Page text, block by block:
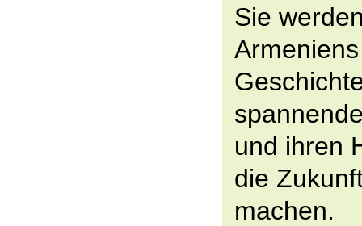
Sie
und ihren
die
machen.